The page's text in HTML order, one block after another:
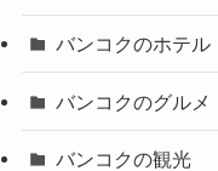
バンコクのホテル
バンコクのグルメ
バンコクの観光